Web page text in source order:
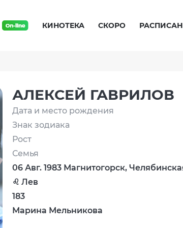
КИНОТЕКА СКОРО
АЛЕКСЕЙ ГАВРИЛОВ
Дата и место рождения
Знак зодиака
Рост
Семья
06 Авг. 1983 Магнитогорск,
♌ Лев
183
Марина Мельникова